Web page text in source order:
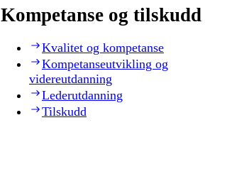
Kompetanse og tilskudd
Kvalitet og kompetanse
Kompetanseutvikling og
videreutdanning
Lederutdanning
Tilskudd